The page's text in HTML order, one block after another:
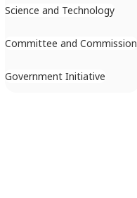
Science and Technology
Committee and Commission
Government Initiative